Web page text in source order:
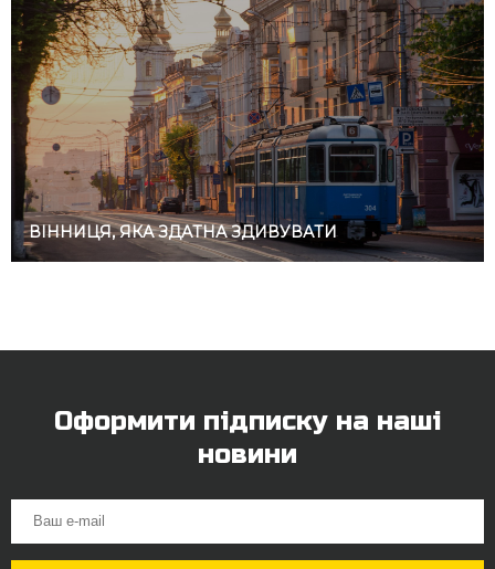
ВІННИЦЯ, ЯКА ЗДАТНА ЗДИВУВАТИ
Оформити підписку на наші
новини